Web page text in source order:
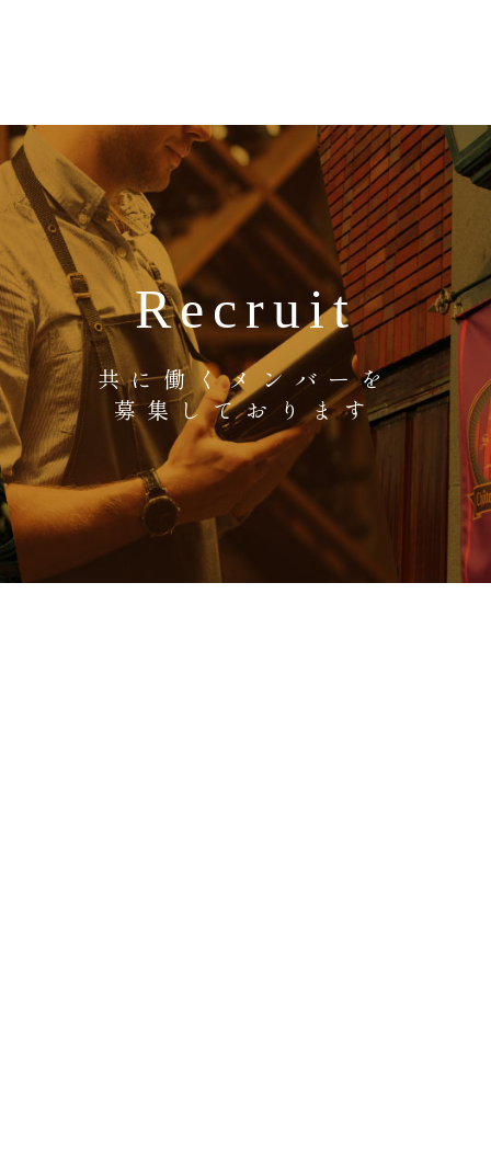
Recruit
共に働くメンバーを
募集しております